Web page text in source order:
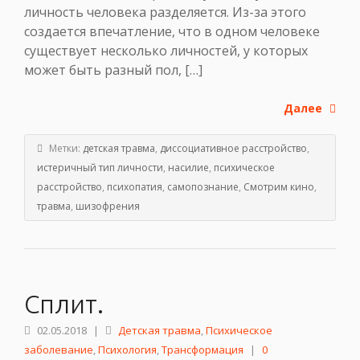
личность человека разделяется. Из-за этого
создается впечатление, что в одном человеке
существует несколько личностей, у которых
может быть разный пол, […]
Далее
Метки: детская травма, диссоциативное расстройство,
истеричный тип личности, насилие, психическое
расстройство, психопатия, самопознание, Смотрим кино,
травма, шизофрения
Сплит.
02.05.2018 | Детская травма,Психическое
заболевание,Психология,Трансформация | 0